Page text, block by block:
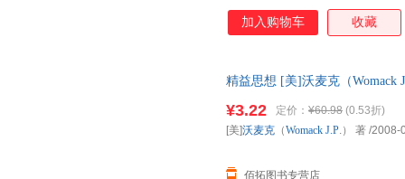
者提供了精益的核心原则，实
大小企业推行精益的实际情况
值流动起来；依靠客户需求拉
加入购物车 收藏
精益思想 [美]沃麦克（Womack
¥3.22 定价： ¥60.98 (0.53折)
佰拓图书专营店
[美]沃麦克 （Womack J.P.） 著 /2008-